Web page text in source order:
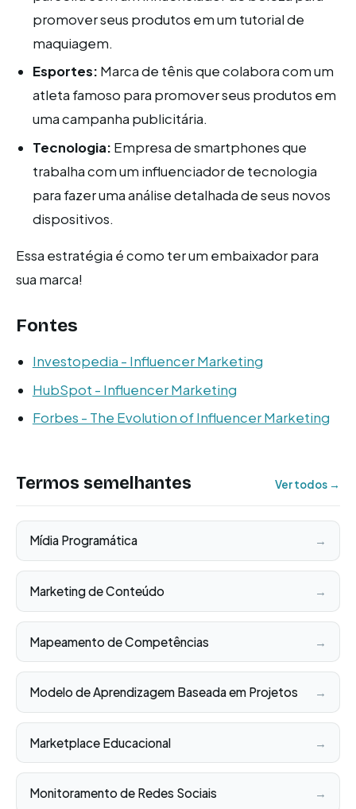
promover seus produtos em um tutorial de
maquiagem.
Esportes: Marca de tênis que colabora com um
atleta famoso para promover seus produtos em
uma campanha publicitária.
Tecnologia: Empresa de smartphones que
trabalha com um influenciador de tecnologia
para fazer uma análise detalhada de seus novos
dispositivos.
Essa estratégia é como ter um embaixador para
sua marca!
Fontes
Investopedia - Influencer Marketing
HubSpot - Influencer Marketing
Forbes - The Evolution of Influencer Marketing
Termos semelhantes Ver todos →
Mídia Programática →
Marketing de Conteúdo →
Mapeamento de Competências →
Modelo de Aprendizagem Baseada em Projetos →
Marketplace Educacional →
Monitoramento de Redes Sociais →